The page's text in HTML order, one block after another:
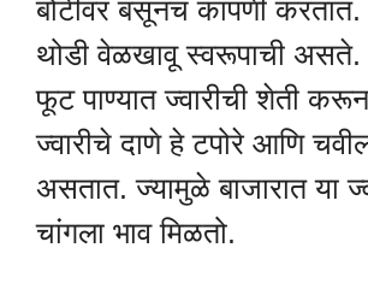
बोटीवर बसूनच कापणी करतात.
थोडी वेळखावू स्वरूपाची असते.
फूट पाण्यात ज्वारीची शेती
ज्वारीचे दाणे हे टपोरे आणि
असतात. ज्यामुळे बाजारात या
चांगला भाव मिळतो.